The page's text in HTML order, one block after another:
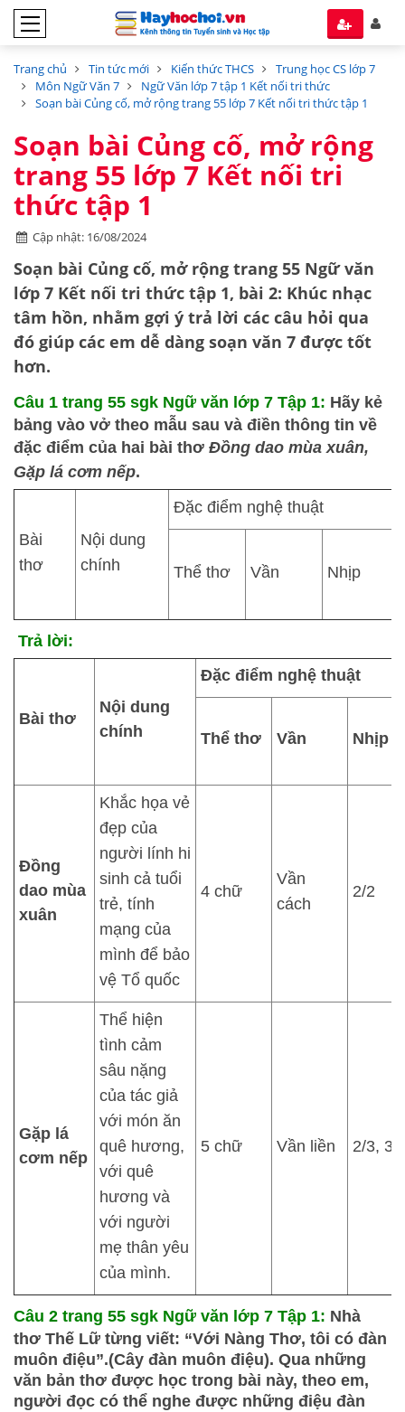
Trang chủ Tin tức mới Kiến thức THCS
Trung học CS lớp 7
Môn Ngữ Văn 7
Ngữ Văn lớp 7 tập 1 Kết nối tri thức
Soạn bài Củng cố, mở rộng trang 55 lớp 7 Kết nối tri thức tập 1
Soạn bài Củng cố, mở rộng
trang 55 lớp 7 Kết nối tri
thức tập 1
Cập nhật: 16/08/2024
Soạn bài Củng cố, mở rộng trang 55 Ngữ văn
lớp 7 Kết nối tri thức tập 1, bài 2: Khúc nhạc
tâm hồn, nhằm gợi ý trả lời các câu hỏi qua
đó giúp các em dễ dàng soạn văn 7 được tốt
hơn.
Câu 1 trang 55 sgk Ngữ văn lớp 7 Tập 1: Hãy kẻ
bảng vào vở theo mẫu sau và điền thông tin về
đặc điểm của hai bài thơ Đồng dao mùa xuân,
Gặp lá cơm nếp.
Bài
thơ
Nội dung
chính
Đặc điểm nghệ thuật
Thể thơ Vần Nhịp
Trả lời:
Bài thơ
Nội dung
chính
Đặc điểm nghệ thuật
Thể thơ Vần Nhịp
Đồng
dao mùa
xuân
Khắc họa vẻ
đẹp của
người lính hi
sinh cả tuổi
trẻ, tính
mạng của
mình để bảo
vệ Tổ quốc
4 chữ
Vần
cách
2/2
Gặp lá
cơm nếp
Thể hiện
tình cảm
sâu nặng
của tác giả
với món ăn
quê hương,
với quê
hương và
với người
mẹ thân yêu
của mình.
5 chữ Vần liền 2/3, 3/
Câu 2 trang 55 sgk Ngữ văn lớp 7 Tập 1: Nhà
thơ Thế Lữ từng viết: “Với Nàng Thơ, tôi có đàn
muôn điệu”.(Cây đàn muôn điệu). Qua những
văn bản thơ được học trong bài này, theo em,
người đọc có thể nghe được những điệu đàn